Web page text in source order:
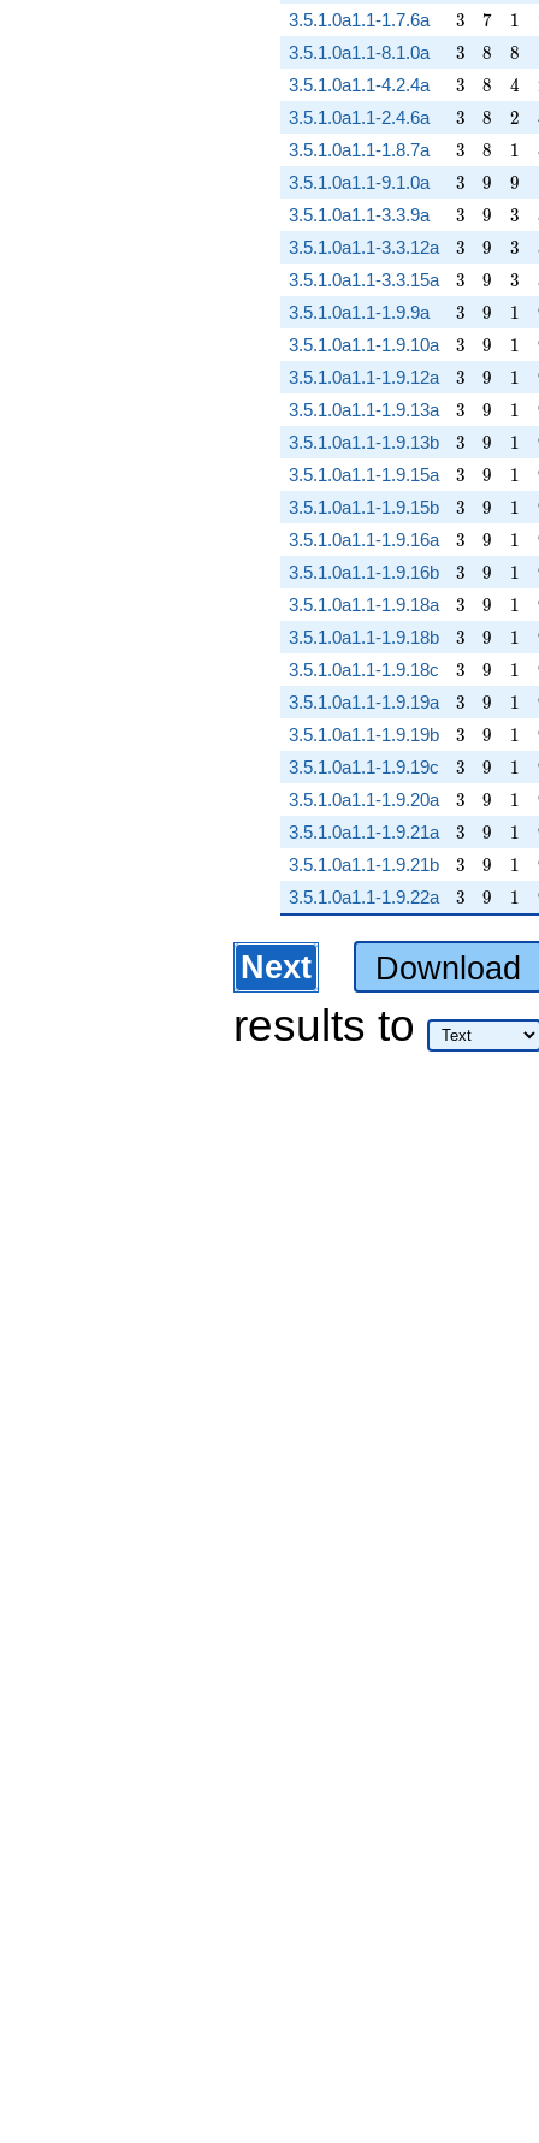
3.5.1.0a1.1-1.7.6a 3
3 7
7 11
3.5.1.0a1.1-8.1.0a 3
3 8
8 8
8
3.5.1.0a1.1-4.2.4a 3
3 8
8 4
4
3.5.1.0a1.1-2.4.6a 3
3 8
8 2
2
3.5.1.0a1.1-1.8.7a 3
3 8
8 11
3.5.1.0a1.1-9.1.0a 3
3 9
9 9
9
3.5.1.0a1.1-3.3.9a 3
3 9
9 3
3
3.5.1.0a1.1-3.3.12a 3
3 9
9 3
3
3.5.1.0a1.1-3.3.15a 3
3 9
9 3
3
3.5.1.0a1.1-1.9.9a 3
3 9
9 11
3.5.1.0a1.1-1.9.10a 3
3 9
9 11
3.5.1.0a1.1-1.9.12a 3
3 9
9 11
3.5.1.0a1.1-1.9.13a 3
3 9
9 11
3.5.1.0a1.1-1.9.13b 3
3 9
9 11
3.5.1.0a1.1-1.9.15a 3
3 9
9 11
3.5.1.0a1.1-1.9.15b 3
3 9
9 11
3.5.1.0a1.1-1.9.16a 3
3 9
9 11
3.5.1.0a1.1-1.9.16b 3
3 9
9 11
3.5.1.0a1.1-1.9.18a 3
3 9
9 11
3.5.1.0a1.1-1.9.18b 3
3 9
9 11
3.5.1.0a1.1-1.9.18c 3
3 9
9 11
3.5.1.0a1.1-1.9.19a 3
3 9
9 11
3.5.1.0a1.1-1.9.19b 3
3 9
9 11
3.5.1.0a1.1-1.9.19c 3
3 9
9 11
3.5.1.0a1.1-1.9.20a 3
3 9
9 11
3.5.1.0a1.1-1.9.21a 3
3 9
9 11
3.5.1.0a1.1-1.9.21b 3
3 9
9 11
3.5.1.0a1.1-1.9.22a 3
3 9
9 11
Next Download
results to